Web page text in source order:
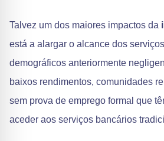
Talvez um dos maiores impactos da
está a alargar o alcance dos
demográficos anteriormente
baixos rendimentos, comunidades
sem prova de emprego formal que
aceder aos serviços bancários